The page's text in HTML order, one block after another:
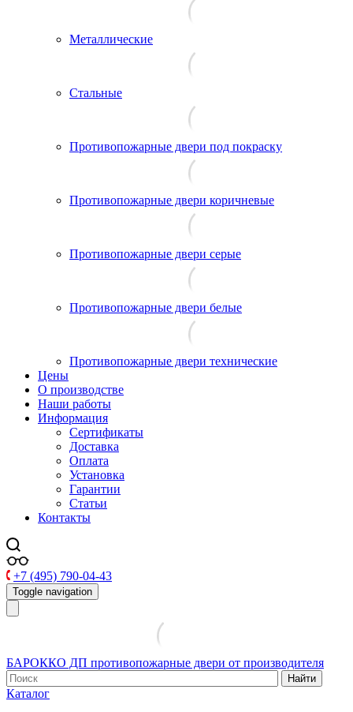
Металлические
Стальные
Противопожарные двери под покраску
Противопожарные двери коричневые
Противопожарные двери серые
Противопожарные двери белые
Противопожарные двери технические
Цены
О производстве
Наши работы
Информация
Сертификаты
Доставка
Оплата
Установка
Гарантии
Статьи
Контакты
+7 (495) 790-04-43
Toggle navigation
БАРОККО ДП противопожарные двери от производителя
Найти
Каталог